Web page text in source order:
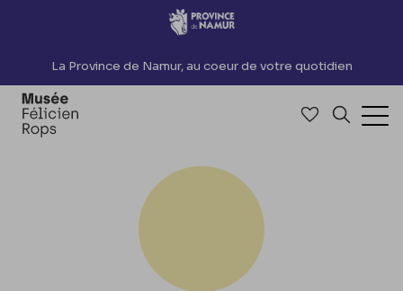
Accèder directement au contenu
La Province de Namur, au coeur de votre quotidien
Accéder à